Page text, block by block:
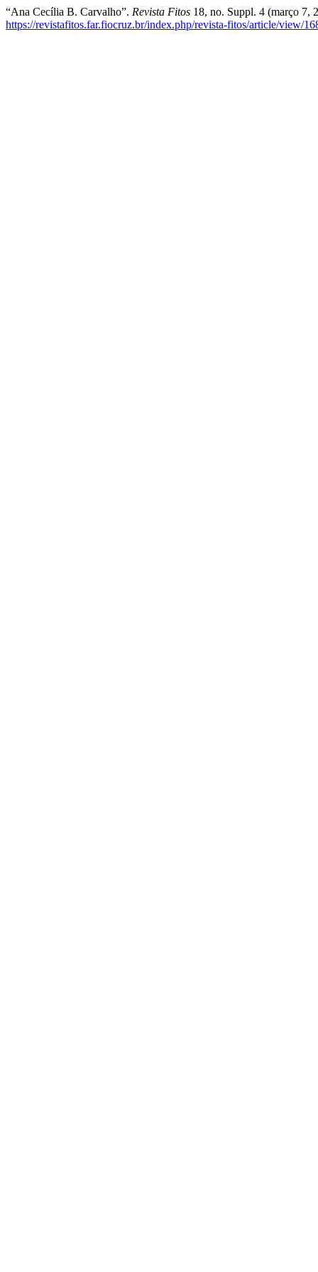
“Ana Cecília B. Carvalho”. Revista Fitos 18, no. Suppl. 4 (março 7,
https://revistafitos.far.fiocruz.br/index.php/revista-fitos/article/view/